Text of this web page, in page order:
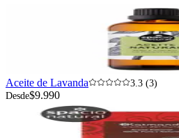
Aceite de Lavanda
3.3 (3)
Desde$9.990